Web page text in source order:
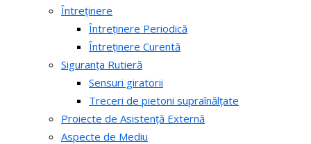
Întreținere
Întreținere Periodică
Întreținere Curentă
Siguranța Rutieră
Sensuri giratorii
Treceri de pietoni supraînălțate
Proiecte de Asistență Externă
Aspecte de Mediu